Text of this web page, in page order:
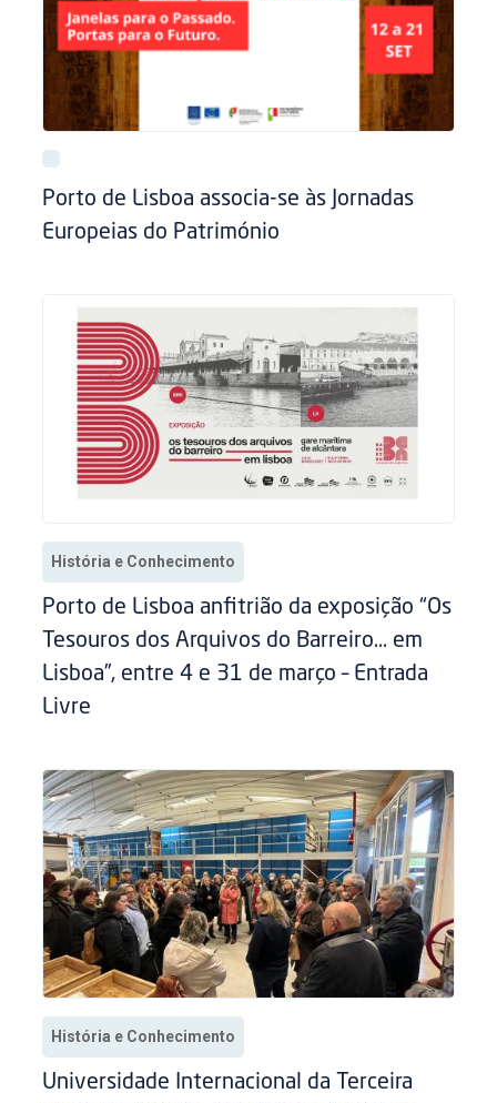
Porto de Lisboa associa-se às Jornadas
Europeias do Património
História e Conhecimento
Porto de Lisboa anfitrião da exposição “Os
Tesouros dos Arquivos do Barreiro… em
Lisboa”, entre 4 e 31 de março – Entrada
Livre
História e Conhecimento
Universidade Internacional da Terceira